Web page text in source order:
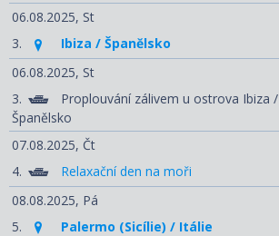
06.08.2025, St
3.
Ibiza / Španělsko
06.08.2025, St
3.
Proplouvání zálivem u ostrova Ibiza /
Španělsko
07.08.2025, Čt
4.
Relaxační den na moři
08.08.2025, Pá
5.
Palermo (Sicílie) / Itálie